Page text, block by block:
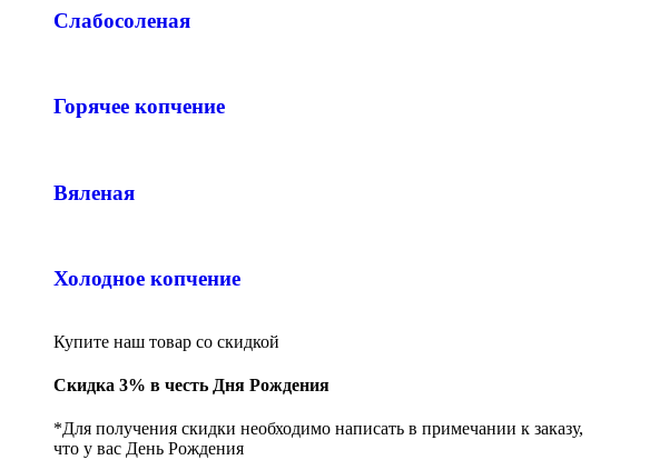
Слабосоленая
Горячее копчение
Вяленая
Холодное копчение
Купите наш товар со скидкой
Скидка 3% в честь Дня Рождения
*Для получения скидки необходимо написать в примечании к заказу,
что у вас День Рождения